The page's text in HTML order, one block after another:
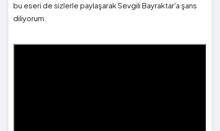
bu eseri de sizlerle paylaşarak Sevgili Bayraktar'a şans
diliyorum.